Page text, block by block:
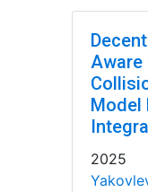
Model
2025